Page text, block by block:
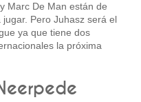
Marc De Man están de
jugar. Pero Juhasz será el
ya que tiene dos
la próxima